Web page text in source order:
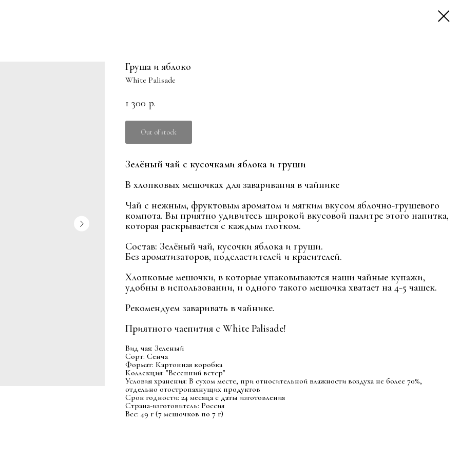
Груша и яблоко
White Palisade
1 300 р.
Out of stock
Зелёный чай с кусочками яблока и груши
В хлопковых мешочках для заваривания в чайнике
Чай с нежным, фруктовым ароматом и мягким вкусом яблочно-грушевого
компота. Вы приятно удивитесь широкой вкусовой палитре этого напитка,
которая раскрывается с каждым глотком.
Состав: Зелёный чай, кусочки яблока и груши.
Без ароматизаторов, подсластителей и красителей.
Хлопковые мешочки, в которые упаковываются наши чайные купажи,
удобны в использовании, и одного такого мешочка хватает на 4-5 чашек.
Рекомендуем заваривать в чайнике.
Приятного чаепития с White Palisade!
Вид чая: Зеленый
Сорт: Сенча
Формат: Картонная коробка
Коллекция: "Весенний ветер"
Условия хранения: В сухом месте, при относительной влажности воздуха не более 70%,
отдельно отостропахнущих продуктов
Срок годности: 24 месяца с даты изготовления
Страна-изготовитель: Россия
Вес: 49 г (7 мешочков по 7 г)